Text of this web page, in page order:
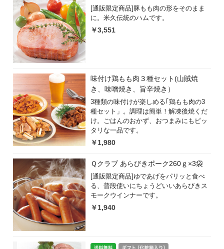
[通販限定商品]豚もも肉の形をそのまま
に。米久伝統のハムです。
￥3,551
味付け鶏もも肉３種セット(山賊焼
き、味噌焼き、旨辛焼き）
3種類の味付けが楽しめる｢鶏もも肉の3
種セット」。調理は簡単！解凍後焼くだ
け。ごはんのおかず、おつまみにもピッ
タリな一品です。
￥1,980
Ｑクラブ あらびきポーク260ｇ×3袋
[通販限定商品]ゆであげをパリッと食べ
る、普段使いにちょうどいいあらびきス
モークウインナーです。
￥1,940